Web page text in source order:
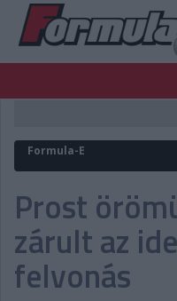
FORMULA
PODCAST
LIVE
DIGITÁLIS MAGAZIN
VERSENYNAPTÁRAK
Formula-E
Prost
zárult az
felvonás